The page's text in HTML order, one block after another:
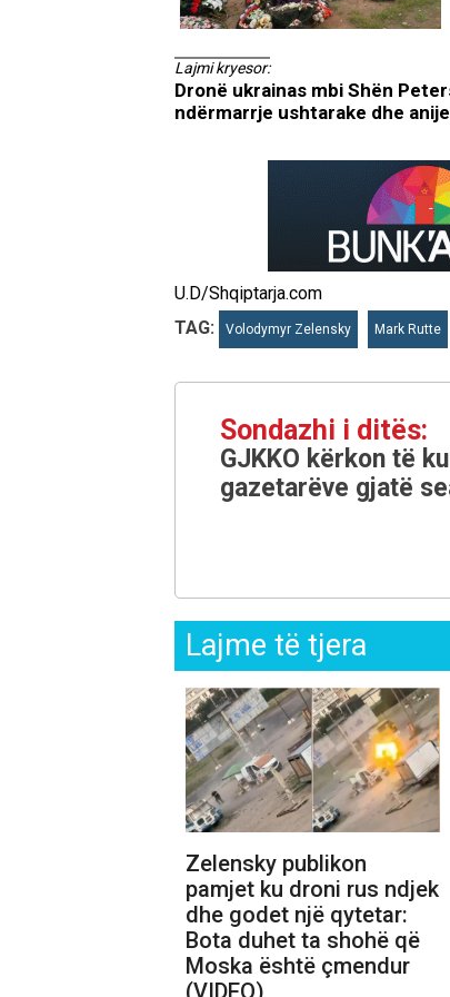
Lajmi kryesor:
Dronë ukrainas mbi Shën
ndërmarrje ushtarake dhe
U.D/Shqiptarja.com
TAG:
Volodymyr Zelensky Mark Rutte
Sondazhi i ditës:
GJKKO kërkon të
gazetarëve gjatë
Lajme të tjera
Zelensky publikon
pamjet ku droni rus ndjek
dhe godet një qytetar:
Bota duhet ta shohë që
Moska është çmendur
(VIDEO)